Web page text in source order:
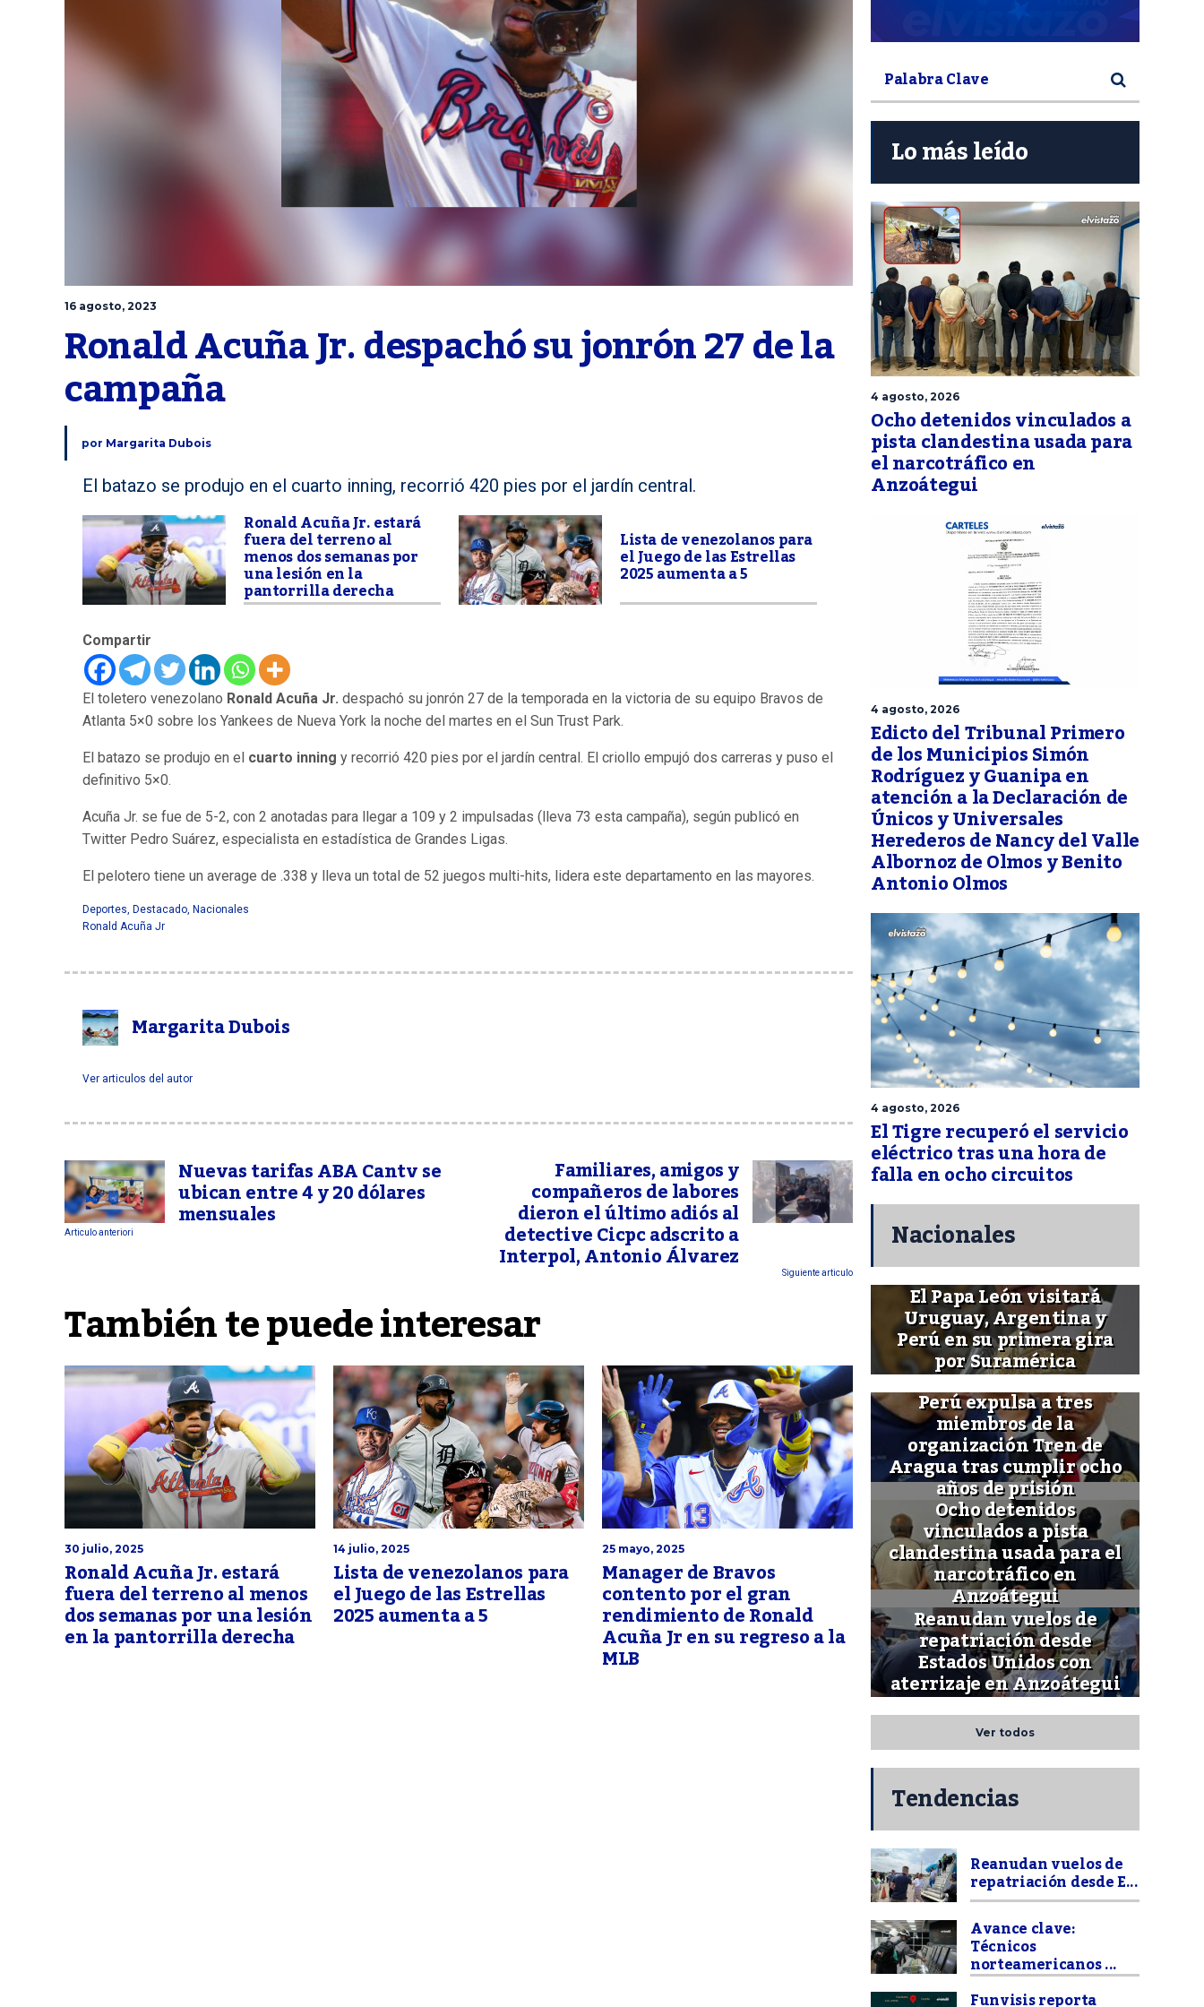
16 agosto, 2023
Ronald Acuña Jr. despachó su jonrón 27 de la
campaña
por Margarita Dubois
El batazo se produjo en el cuarto inning, recorrió 420 pies por el jardín central.
Ronald Acuña Jr. estará
fuera del terreno al
menos dos semanas por
una lesión en la
pantorrilla derecha
Lista de venezolanos para
el Juego de las Estrellas
2025 aumenta a 5
Compartir
El toletero venezolano Ronald Acuña Jr. despachó su jonrón 27 de la temporada en la victoria de su equipo Bravos de
Atlanta 5×0 sobre los Yankees de Nueva York la noche del martes en el Sun Trust Park.
El batazo se produjo en el cuarto inning y recorrió 420 pies por el jardín central. El criollo empujó dos carreras y puso el
definitivo 5×0.
Acuña Jr. se fue de 5-2, con 2 anotadas para llegar a 109 y 2 impulsadas (lleva 73 esta campaña), según publicó en
Twitter Pedro Suárez, especialista en estadística de Grandes Ligas.
El pelotero tiene un average de .338 y lleva un total de 52 juegos multi-hits, lidera este departamento en las mayores.
Deportes, Destacado, Nacionales
Ronald Acuña Jr
Margarita Dubois
Ver articulos del autor
Nuevas tarifas ABA Cantv se
ubican entre 4 y 20 dólares
mensuales
Articulo anteriori
Familiares, amigos y
compañeros de labores
dieron el último adiós al
detective Cicpc adscrito a
Interpol, Antonio Álvarez Siguiente articulo
También te puede interesar
30 julio, 2025
Ronald Acuña Jr. estará
fuera del terreno al menos
dos semanas por una lesión
en la pantorrilla derecha
14 julio, 2025
Lista de venezolanos para
el Juego de las Estrellas
2025 aumenta a 5
25 mayo, 2025
Manager de Bravos
contento por el gran
rendimiento de Ronald
Acuña Jr en su regreso a la
MLB
Lo más leído
4 agosto, 2026
Ocho detenidos vinculados a
pista clandestina usada para
el narcotráfico en
Anzoátegui
4 agosto, 2026
Edicto del Tribunal Primero
de los Municipios Simón
Rodríguez y Guanipa en
atención a la Declaración de
Únicos y Universales
Herederos de Nancy del Valle
Albornoz de Olmos y Benito
Antonio Olmos
4 agosto, 2026
El Tigre recuperó el servicio
eléctrico tras una hora de
falla en ocho circuitos
Nacionales
El Papa León visitará
Uruguay, Argentina y
Perú en su primera gira
por Suramérica
Perú expulsa a tres
miembros de la
organización Tren de
Aragua tras cumplir ocho
años de prisión
Ocho detenidos
vinculados a pista
clandestina usada para el
narcotráfico en
Anzoátegui
Reanudan vuelos de
repatriación desde
Estados Unidos con
aterrizaje en Anzoátegui
Ver todos
Tendencias
Reanudan vuelos de
repatriación desde E...
Avance clave:
Técnicos
norteamericanos ...
Funvisis reporta